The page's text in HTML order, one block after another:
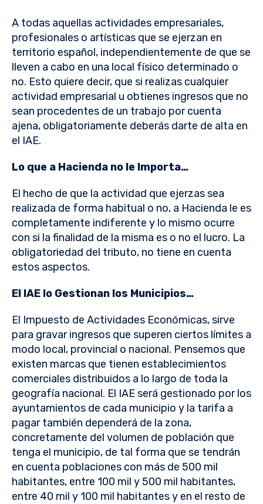
A todas aquellas actividades empresariales,
profesionales o artísticas que se ejerzan en
territorio español, independientemente de que se
lleven a cabo en una local físico determinado o
no. Esto quiere decir, que si realizas cualquier
actividad empresarial u obtienes ingresos que no
sean procedentes de un trabajo por cuenta
ajena, obligatoriamente deberás darte de alta en
el IAE.
Lo que a Hacienda no le Importa…
El hecho de que la actividad que ejerzas sea
realizada de forma habitual o no, a Hacienda le es
completamente indiferente y lo mismo ocurre
con si la finalidad de la misma es o no el lucro. La
obligatoriedad del tributo, no tiene en cuenta
estos aspectos.
El IAE lo Gestionan los Municipios…
El Impuesto de Actividades Económicas, sirve
para gravar ingresos que superen ciertos límites a
modo local, provincial o nacional. Pensemos que
existen marcas que tienen establecimientos
comerciales distribuidos a lo largo de toda la
geografía nacional. El IAE será gestionado por los
ayuntamientos de cada municipio y la tarifa a
pagar también dependerá de la zona,
concretamente del volumen de población que
tenga el municipio, de tal forma que se tendrán
en cuenta poblaciones con más de 500 mil
habitantes, entre 100 mil y 500 mil habitantes,
entre 40 mil y 100 mil habitantes y en el resto de